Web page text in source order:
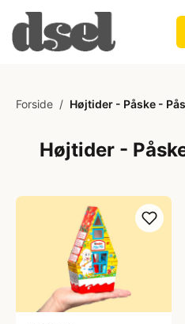
Forside / Højtider - Påske -
Højtider -